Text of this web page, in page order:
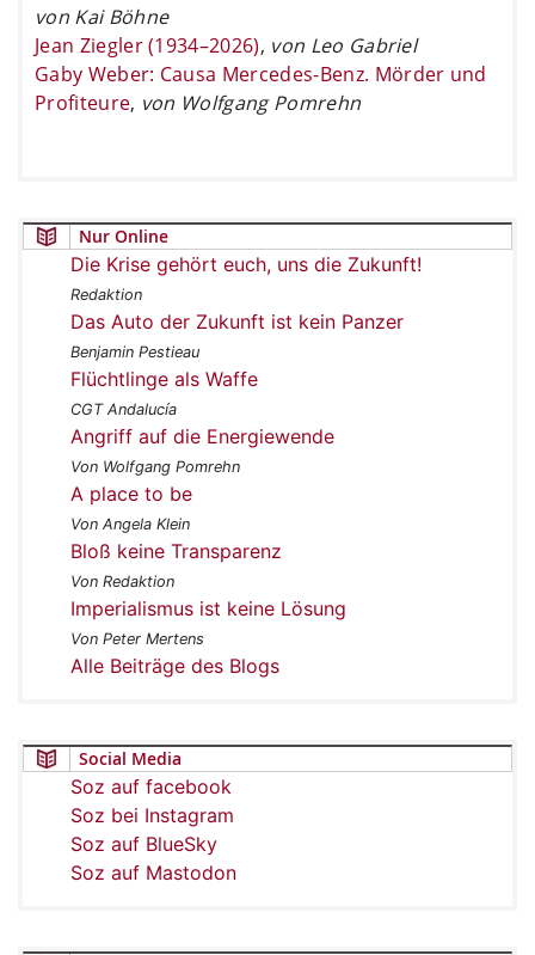
von Kai Böhne
Jean Ziegler (1934–2026), von Leo Gabriel
Gaby Weber: Causa Mercedes-Benz. Mörder und
Profiteure, von Wolfgang Pomrehn
Nur Online
Die Krise gehört euch, uns die Zukunft!
Redaktion
Das Auto der Zukunft ist kein Panzer
Benjamin Pestieau
Flüchtlinge als Waffe
CGT Andalucía
Angriff auf die Energiewende
Von Wolfgang Pomrehn
A place to be
Von Angela Klein
Bloß keine Transparenz
Von Redaktion
Imperialismus ist keine Lösung
Von Peter Mertens
Alle Beiträge des Blogs
Social Media
Soz auf facebook
Soz bei Instagram
Soz auf BlueSky
Soz auf Mastodon